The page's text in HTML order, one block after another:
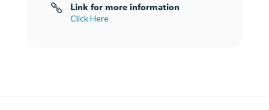
 Link for more information
Click Here